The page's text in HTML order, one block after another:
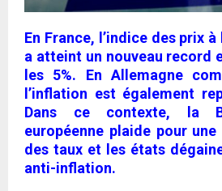
En France, l’indice des prix
a atteint un nouveau record
les 5%. En Allemagne
l’inflation est également
Dans ce contexte, la
européenne plaide pour
des taux et les états
anti-inflation.